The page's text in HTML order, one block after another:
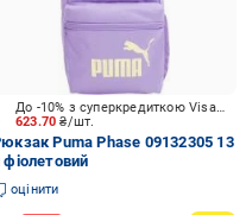
623.70₴/шт.
До -10% з суперкредиткою Visa Вигода
Puma Phase 09132305 13
фіолетовий
оцінити